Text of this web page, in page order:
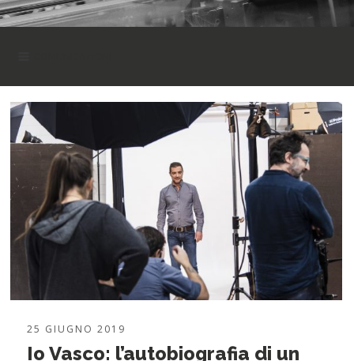
TUTTO
CARTA
COMUNICAZIONE
EDITORIA
SENZA CATEGORIA
STAMPA
25 GIUGNO 2019
Io Vasco: l’autobiografia di un